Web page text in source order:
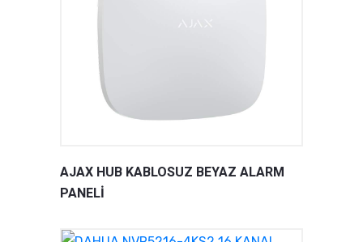
AJAX HUB KABLOSUZ BEYAZ ALARM
PANELİ